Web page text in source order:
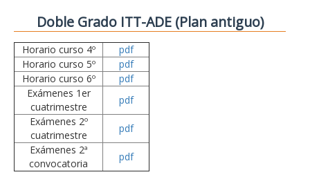
Doble Grado ITT-ADE (Plan antiguo)
Horario curso 4º
pdf
Horario curso 5º
pdf
Horario curso 6º
pdf
Exámenes 1er
cuatrimestre
pdf
Exámenes 2º
cuatrimestre
pdf
Exámenes 2ª
convocatoria
pdf